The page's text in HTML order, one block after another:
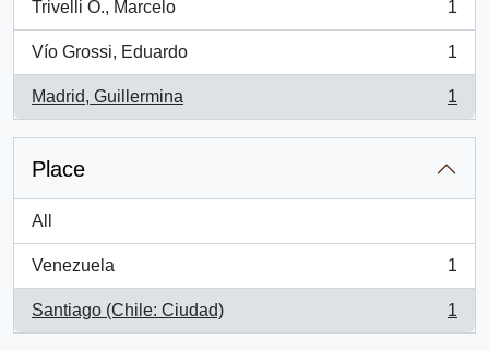
Trivelli O., Marcelo
, 1 results
1
Vío Grossi, Eduardo
, 1 results
1
Madrid, Guillermina
, 1 results
1
Place
All
Venezuela
, 1 results
1
Santiago (Chile: Ciudad)
, 1 results
1